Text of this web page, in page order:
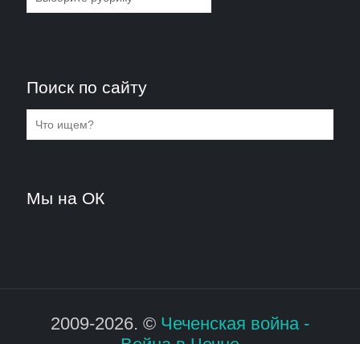
Поиск по сайту
Мы на ОК
2009-2026. © Чеченская война -